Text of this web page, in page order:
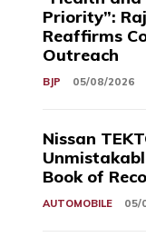
Priority”:
Reaffirms
Outreach
BJP 05/08/2026
Nissan
Book of
AUTOMOBILE 05/